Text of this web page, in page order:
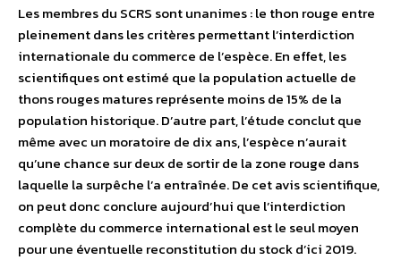
Les membres du SCRS sont unanimes : le thon rouge entre
pleinement dans les critères permettant l’interdiction
internationale du commerce de l’espèce. En effet, les
scientifiques ont estimé que la population actuelle de
thons rouges matures représente moins de 15% de la
population historique. D’autre part, l’étude conclut que
même avec un moratoire de dix ans, l’espèce n’aurait
qu’une chance sur deux de sortir de la zone rouge dans
laquelle la surpêche l’a entraînée. De cet avis scientifique,
on peut donc conclure aujourd’hui que l’interdiction
complète du commerce international est le seul moyen
pour une éventuelle reconstitution du stock d’ici 2019.